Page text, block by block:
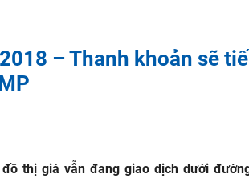
– Thanh khoản sẽ
thị giá vẫn đang giao dịch dưới